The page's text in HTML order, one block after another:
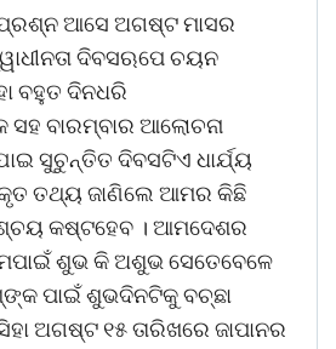
ଆସେ ଅଗଷ୍ଟ ମାସର
ଦିବସଋପେ ଚୟନ
ବହୁତ ଦିନଧରି
ବାରମ୍ବାର ଆଲୋଚନା
ସୁଚୁନ୍ତିତ ଦିବସଟିଏ ଧାର୍ଯ୍ୟ
ତଥ୍ୟ ଜାଣିଲେ ଆମର କିଛି
କଷ୍ଟହେବ । ଆମଦେଶର
ଶୁଭ କି ଅଶୁଭ ସେତେବେଳେ
ପାଇଁ ଶୁଭଦିନଟିକୁ ବଚ୍ଛା
ଅଗଷ୍ଟ ୧୫ ତାରିଖରେ ଜାପାନର